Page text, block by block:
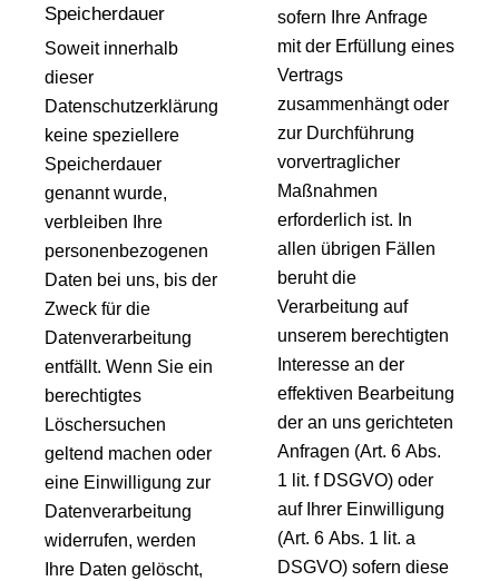
Speicherdauer
Soweit innerhalb
dieser
Datenschutzerklärung
keine speziellere
Speicherdauer
genannt wurde,
verbleiben Ihre
personenbezogenen
Daten bei uns, bis der
Zweck für die
Datenverarbeitung
entfällt. Wenn Sie ein
berechtigtes
Löschersuchen
geltend machen oder
eine Einwilligung zur
Datenverarbeitung
widerrufen, werden
Ihre Daten gelöscht,
sofern Ihre Anfrage
mit der Erfüllung eines
Vertrags
zusammenhängt oder
zur Durchführung
vorvertraglicher
Maßnahmen
erforderlich ist. In
allen übrigen Fällen
beruht die
Verarbeitung auf
unserem berechtigten
Interesse an der
effektiven Bearbeitung
der an uns gerichteten
Anfragen (Art. 6 Abs.
1 lit. f DSGVO) oder
auf Ihrer Einwilligung
(Art. 6 Abs. 1 lit. a
DSGVO) sofern diese